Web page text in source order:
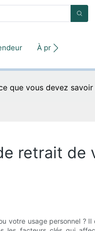
À propos
que vous devez savoir
retrait de
votre usage personnel ?